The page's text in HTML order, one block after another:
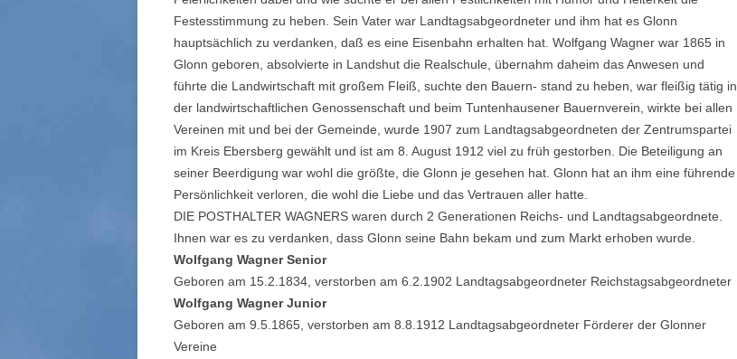
Festesstimmung zu heben. Sein Vater war Landtagsabgeordneter und ihm hat es Glonn
hauptsächlich zu verdanken, daß es eine Eisenbahn erhalten hat. Wolfgang Wagner war 1865 in
Glonn geboren, absolvierte in Landshut die Realschule, übernahm daheim das Anwesen und
führte die Landwirtschaft mit großem Fleiß, suchte den Bauern- stand zu heben, war fleißig tätig in
der landwirtschaftlichen Genossenschaft und beim Tuntenhausener Bauernverein, wirkte bei allen
Vereinen mit und bei der Gemeinde, wurde 1907 zum Landtagsabgeordneten der Zentrumspartei
im Kreis Ebersberg gewählt und ist am 8. August 1912 viel zu früh gestorben. Die Beteiligung an
seiner Beerdigung war wohl die größte, die Glonn je gesehen hat. Glonn hat an ihm eine führende
Persönlichkeit verloren, die wohl die Liebe und das Vertrauen aller hatte.
DIE POSTHALTER WAGNERS waren durch 2 Generationen Reichs- und Landtagsabgeordnete.
Ihnen war es zu verdanken, dass Glonn seine Bahn bekam und zum Markt erhoben wurde.
Wolfgang Wagner Senior
Geboren am 15.2.1834, verstorben am 6.2.1902 Landtagsabgeordneter Reichstagsabgeordneter
Wolfgang Wagner Junior
Geboren am 9.5.1865, verstorben am 8.8.1912 Landtagsabgeordneter Förderer der Glonner
Vereine